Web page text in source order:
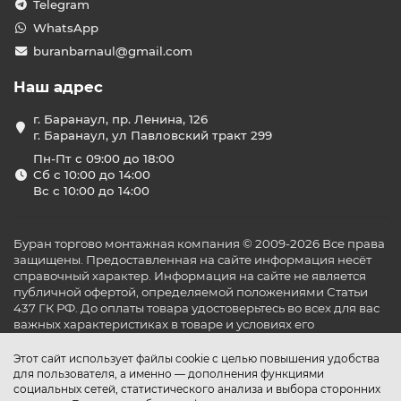
Шаровые краны с электроприводом (на холодную
и горячую воду);
Блок управления (с проводным или
беспроводным подключением);
Кому стоит купить систему
защиты от потопа?
Такие комплекты будут полезны:
Владельцам квартир в многоэтажках — особенно
на верхних этажах;
Хозяевам коттеджей и частных домов с дорогим
ремонтом;
Бизнес-центрам, где важно защитить серверные,
кухни, санузлы и тех. помещения;
Арендаторам, несущим ответственность за
сохранность помещения.
Преимущества готовых
комплектов из каталога «Буран»
Этот сайт использует файлы cookie с целью повышения удобства
для пользователя, а именно — дополнения функциями
социальных сетей, статистического анализа и выбора сторонних
Telegram
WhatsApp
buranbarnaul@gmail.com
Наш адрес
г. Баранаул, пр. Ленина, 126
г. Баранаул, ул Павловский тракт 299
Пн-Пт с 09:00 до 18:00
Сб с 10:00 до 14:00
Вс с 10:00 до 14:00
Буран торгово монтажная компания © 2009-2026 Все права
защищены. Предоставленная на сайте информация несёт
справочный характер. Информация на сайте не является
публичной офертой, определяемой положениями Статьи
437 ГК РФ. До оплаты товара удостоверьтесь во всех для вас
важных характеристиках в товаре и условиях его